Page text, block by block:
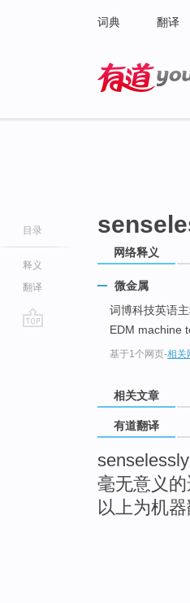
词典 翻译
目录
释义
翻译
网络释义
微金属
词博科技英语
EDM machine
基于1个网页-相关
相关文章
有道翻译
毫无意义
以上为机